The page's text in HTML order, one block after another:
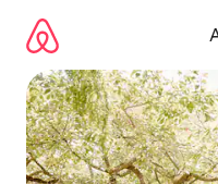
para
conteúdo